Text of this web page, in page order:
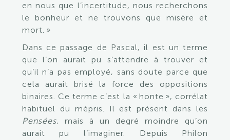
en nous que l’incertitude, nous recherchons
le bonheur et ne trouvons que misère et
mort. »
Dans ce passage de Pascal, il est un terme
que l’on aurait pu s’attendre à trouver et
qu’il n’a pas employé, sans doute parce que
cela aurait brisé la force des oppositions
binaires. Ce terme c’est la « honte », corrélat
habituel du mépris. Il est présent dans les
Pensées, mais à un degré moindre qu’on
aurait pu l’imaginer. Depuis Philon